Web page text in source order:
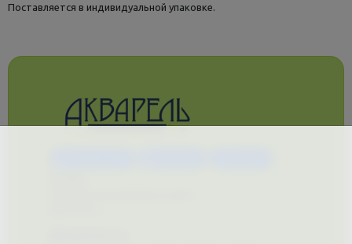
Поставляется в индивидуальной упаковке.